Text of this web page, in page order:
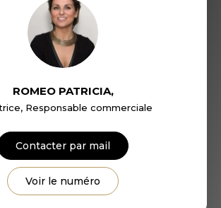
MÉDECINS
ROMEO PATRICIA,
Responsable commerciale
Contacter par mail
Voir le numéro